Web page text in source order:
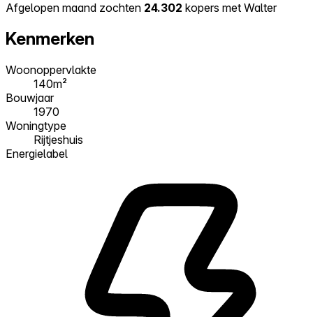
Afgelopen maand zochten 24.302 kopers met Walter
Kenmerken
Woonoppervlakte
140m²
Bouwjaar
1970
Woningtype
Rijtjeshuis
Energielabel